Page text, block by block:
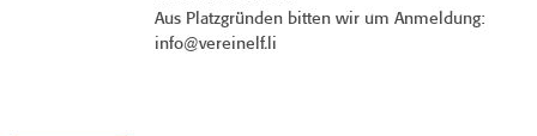
Aus Platzgründen bitten wir um Anmeldung:
info@vereinelf.li